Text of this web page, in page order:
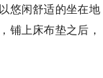
悠闲舒适的坐在地
铺上床布垫之后，